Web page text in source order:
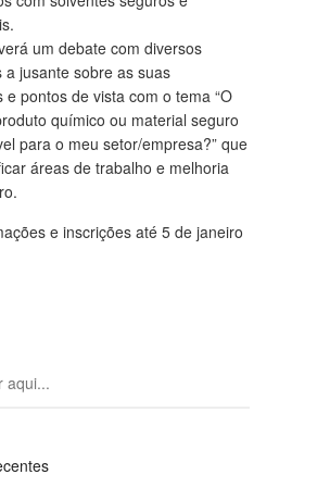
um debate com diversos
a jusante sobre as suas
e pontos de vista com o tema “O
químico ou material seguro
para o meu setor/empresa?” que
áreas de trabalho e melhoria
e inscrições até 5 de janeiro